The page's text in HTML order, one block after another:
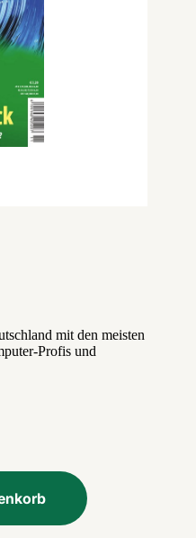
mit den meisten
Profis und